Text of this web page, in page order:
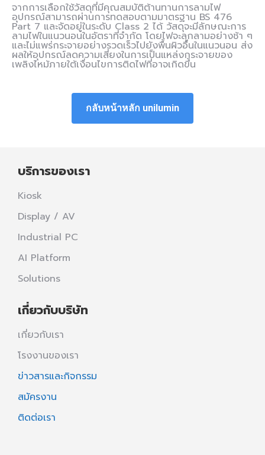
จากการเลือกใช้วัสดุที่มีคุณสมบัติต้านทานการลามไฟ
อุปกรณ์สามารถผ่านการทดสอบตามมาตรฐาน BS 476
Part 7 และจัดอยู่ในระดับ Class 2 ได้ วัสดุจะมีลักษณะการ
ลามไฟในแนวนอนในอัตราที่จำกัด โดยไฟจะลุกลามอย่างช้า ๆ
และไม่แพร่กระจายอย่างรวดเร็วไปยังพื้นผิวอื่นในแนวนอน ส่ง
ผลให้อุปกรณ์ลดความเสี่ยงในการเป็นแหล่งกระจายของ
เพลิงไหม้ภายใต้เงื่อนไขการติดไฟที่อาจเกิดขึ้น
กลับหน้าหลัก unilumin
บริการของเรา
Kiosk
Display / AV
Industrial PC
AI Platform
Solutions
เกี่ยวกับบริษัท
เกี่ยวกับเรา
โรงงานของเรา
ข่าวสารและกิจกรรม
สมัครงาน
ติดต่อเรา